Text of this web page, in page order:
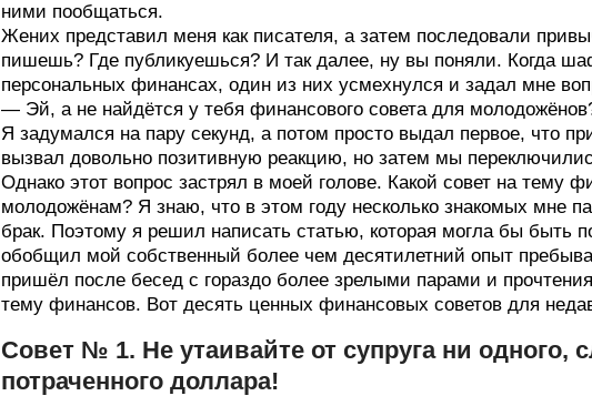
ними пообщаться.
Жених представил меня как писателя, а затем последовали
пишешь? Где публикуешься? И так далее, ну вы поняли. Когда
персональных финансах, один из них усмехнулся и задал мне
— Эй, а не найдётся у тебя финансового совета для
Я задумался на пару секунд, а потом просто выдал первое, что
вызвал довольно позитивную реакцию, но затем мы
Однако этот вопрос застрял в моей голове. Какой совет на тему
молодожёнам? Я знаю, что в этом году несколько знакомых мне
брак. Поэтому я решил написать статью, которая могла бы быть
обобщил мой собственный более чем десятилетний опыт
пришёл после бесед с гораздо более зрелыми парами и прочтения
тему финансов. Вот десять ценных финансовых советов для
Совет № 1. Не утаивайте от супруга ни одного,
потраченного доллара!